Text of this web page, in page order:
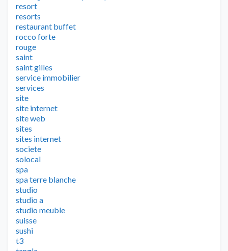
resort
resorts
restaurant buffet
rocco forte
rouge
saint
saint gilles
service immobilier
services
site
site internet
site web
sites
sites internet
societe
solocal
spa
spa terre blanche
studio
studio a
studio meuble
suisse
sushi
t3